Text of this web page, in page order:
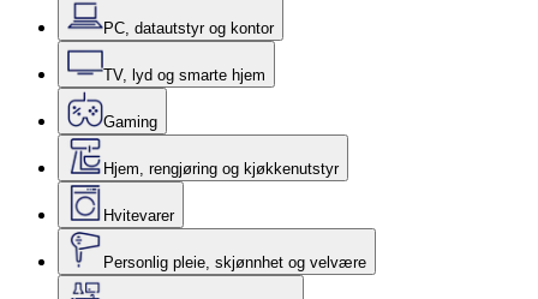
PC, datautstyr og kontor
TV, lyd og smarte hjem
Gaming
Hjem, rengjøring og kjøkkenutstyr
Hvitevarer
Personlig pleie, skjønnhet og velvære